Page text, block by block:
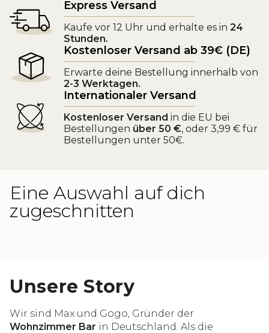
Express Versand
Kaufe vor 12 Uhr und erhalte es in 24
Stunden.
Kostenloser Versand ab 39€ (DE)
Erwarte deine Bestellung innerhalb von
2-3 Werktagen.
Internationaler Versand
Kostenloser Versand in die EU bei
Bestellungen über 50 €, oder 3,99 € für
Bestellungen unter 50€.
Eine Auswahl auf dich
zugeschnitten
Unsere Story
Wir sind Max und Gogo, Gründer der
Wohnzimmer Bar in Deutschland. Als die